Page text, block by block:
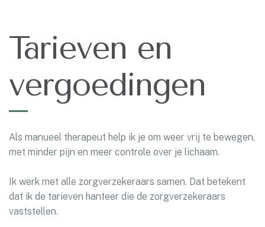
Tarieven en
vergoedingen
Als manueel therapeut help ik je om weer vrij te bewegen,
met minder pijn en meer controle over je lichaam.
Ik werk met alle zorgverzekeraars samen. Dat betekent
dat ik de tarieven hanteer die de zorgverzekeraars
vaststellen.